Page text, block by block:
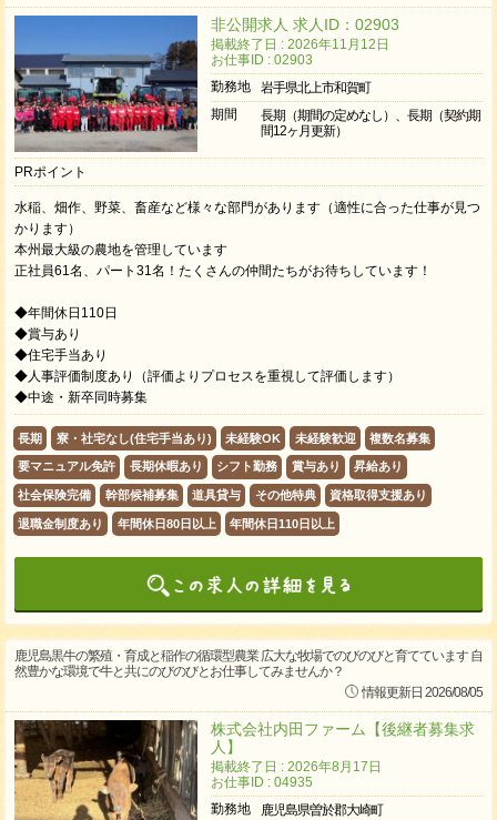
非公開求人 求人ID：02903
掲載終了日 : 2026年11月12日
お仕事ID : 02903
勤務地
岩手県北上市和賀町
期間
長期（期間の定めなし）、長期（契約期
間12ヶ月更新）
PRポイント
水稲、畑作、野菜、畜産など様々な部門があります（適性に合った仕事が見つ
かります）
本州最大級の農地を管理しています
正社員61名、パート31名！たくさんの仲間たちがお待ちしています！
◆年間休日110日
◆賞与あり
◆住宅手当あり
◆人事評価制度あり（評価よりプロセスを重視して評価します）
◆中途・新卒同時募集
長期 寮・社宅なし(住宅手当あり) 未経験OK 未経験歓迎 複数名募集
要マニュアル免許 長期休暇あり シフト勤務 賞与あり 昇給あり
社会保険完備 幹部候補募集 道具貸与 その他特典 資格取得支援あり
退職金制度あり 年間休日80日以上 年間休日110日以上
鹿児島黒牛の繁殖・育成と稲作の循環型農業 広大な牧場でのびのびと育てています 自
然豊かな環境で牛と共にのびのびとお仕事してみませんか？
情報更新日 2026/08/05
株式会社内田ファーム【後継者募集求
人】
掲載終了日 : 2026年8月17日
お仕事ID : 04935
勤務地
鹿児島県曽於郡大崎町